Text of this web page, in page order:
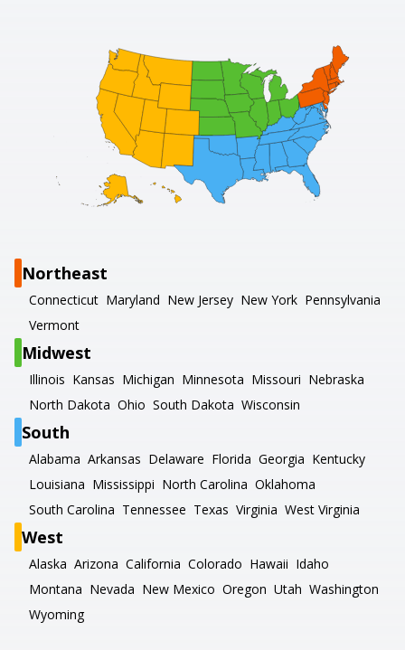
Northeast
Connecticut Maryland New Jersey New York Pennsylvania
Vermont
Midwest
Illinois Kansas Michigan Minnesota Missouri Nebraska
North Dakota Ohio South Dakota Wisconsin
South
Alabama Arkansas Delaware Florida Georgia Kentucky
Louisiana Mississippi North Carolina Oklahoma
South Carolina Tennessee Texas Virginia West Virginia
West
Alaska Arizona California Colorado Hawaii Idaho
Montana Nevada New Mexico Oregon Utah Washington
Wyoming